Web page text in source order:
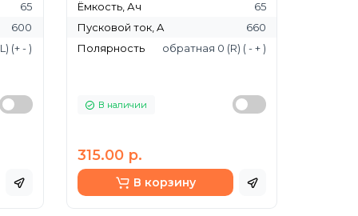
65
600
(+ - )
Ёмкость, Ач
65
Пусковой ток, A
660
Полярность
обратная 0 (R) ( - + )
В наличии
315.00 р.
В корзину